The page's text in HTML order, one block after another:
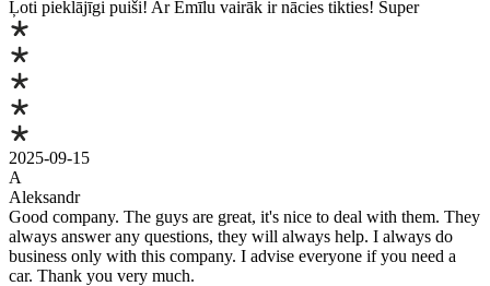
Ļoti pieklājīgi puiši! Ar Emīlu vairāk ir nācies tikties! Super
2025-09-15
A
Aleksandr
Good company. The guys are great, it's nice to deal with them. They
always answer any questions, they will always help. I always do
business only with this company. I advise everyone if you need a
car. Thank you very much.